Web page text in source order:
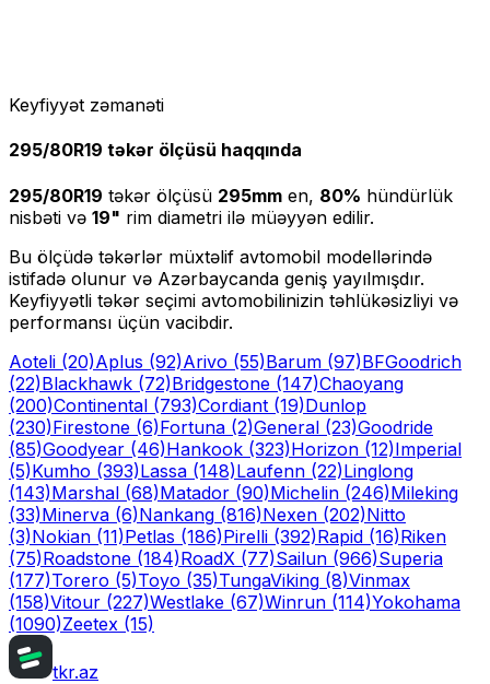
Keyfiyyət zəmanəti
295/80R19 təkər ölçüsü haqqında
295/80R19 təkər ölçüsü 295mm en, 80% hündürlük
nisbəti və 19" rim diametri ilə müəyyən edilir.
Bu ölçüdə təkərlər müxtəlif avtomobil modellərində
istifadə olunur və Azərbaycanda geniş yayılmışdır.
Keyfiyyətli təkər seçimi avtomobilinizin təhlükəsizliyi və
performansı üçün vacibdir.
Aoteli (20)Aplus (92)Arivo (55)Barum (97)BFGoodrich
(22)Blackhawk (72)Bridgestone (147)Chaoyang
(200)Continental (793)Cordiant (19)Dunlop
(230)Firestone (6)Fortuna (2)General (23)Goodride
(85)Goodyear (46)Hankook (323)Horizon (12)Imperial
(5)Kumho (393)Lassa (148)Laufenn (22)Linglong
(143)Marshal (68)Matador (90)Michelin (246)Mileking
(33)Minerva (6)Nankang (816)Nexen (202)Nitto
(3)Nokian (11)Petlas (186)Pirelli (392)Rapid (16)Riken
(75)Roadstone (184)RoadX (77)Sailun (966)Superia
(177)Torero (5)Toyo (35)TungaViking (8)Vinmax
(158)Vitour (227)Westlake (67)Winrun (114)Yokohama
(1090)Zeetex (15)
tkr.az